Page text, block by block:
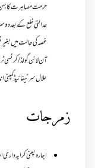
حرمت مصاہرت کا
عدالتی خلع کے بعد
غصہ کی حالت میں
آن لائن گولڈ /
حلال سرٹیفائیڈ
زمرجات
اجارہ یعنی کرایہ